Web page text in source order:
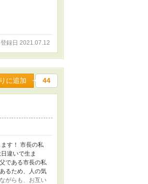
登録日 2021.07.12
に追加 44
す！ 市長の私
違いで生ま
である市長の私
るため、人の気
がらも、お互い